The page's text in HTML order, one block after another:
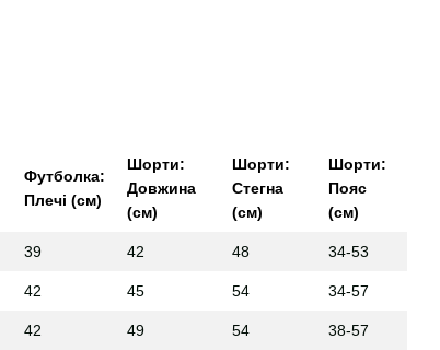
Футболка:
Плечі (см)
Шорти:
Довжина
(см)
Шорти:
Стегна
(см)
Шорти:
Пояс
(см)
39 42 48 34-53
42 45 54 34-57
42 49 54 38-57